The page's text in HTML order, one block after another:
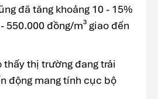
đã tăng khoảng 10 - 15%
đồng/m³ giao đến
thị trường đang trải
động mang tính cục bộ